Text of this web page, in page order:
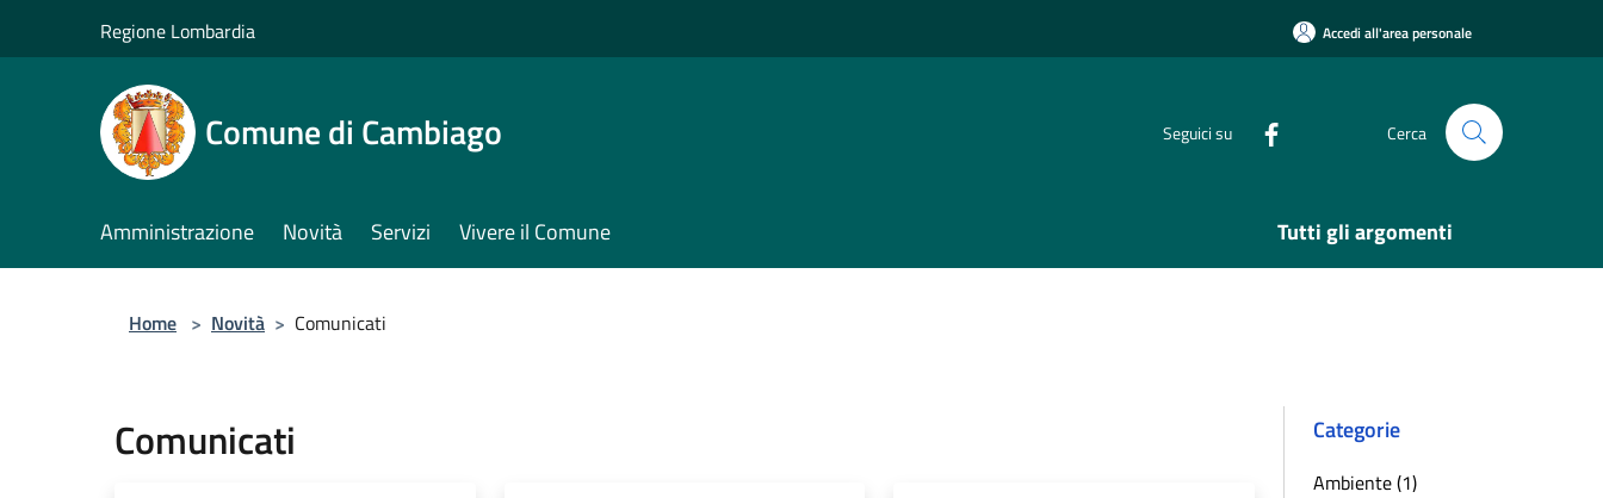
Regione Lombardia Accedi all'area personale
Comune di Cambiago Seguici su Cerca
Amministrazione Novità Servizi Vivere il Comune Tutti gli argomenti
Home > Novità > Comunicati
Comunicati Categorie
Ambiente (1)